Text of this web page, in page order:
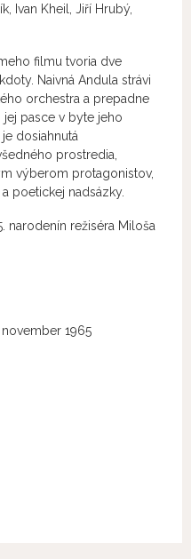
Ivan Kheil, Jiří Hrubý,
filmu tvoria dve
Naivná Andula strávi
orchestra a prepadne
jej pasce v byte jeho
dosiahnutá
prostredia,
výberom protagonistov,
poetickej nadsázky.
narodenín režiséra Miloša
november 1965